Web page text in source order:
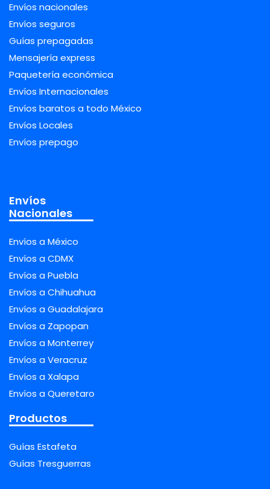
Envíos nacionales
Envíos seguros
Guías prepagadas
Mensajería express
Paquetería económica
Envíos Internacionales
Envíos baratos a todo México
Envíos Locales
Envíos prepago
Envíos
Nacionales
Envíos a México
Envíos a CDMX
Envíos a Puebla
Envíos a Chihuahua
Envíos a Guadalajara
Envíos a Zapopan
Envíos a Monterrey
Envíos a Veracruz
Envíos a Xalapa
Envíos a Queretaro
Productos
Guías Estafeta
Guías Tresguerras